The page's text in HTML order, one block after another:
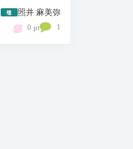
照井 麻美弥
0 pt 1